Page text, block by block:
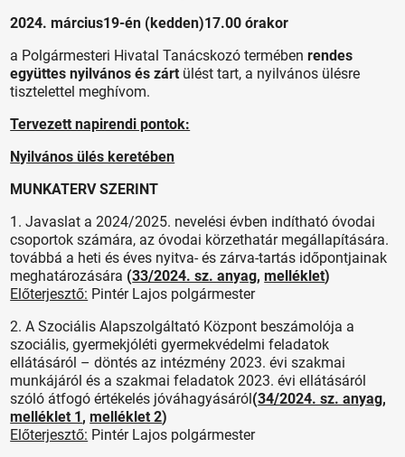
2024. március19-én (kedden)17.00 órakor
a Polgármesteri Hivatal Tanácskozó termébenrendes
együttes nyilvános és zárt ülést tart, a nyilvános ülésre
tisztelettel meghívom.
Tervezett napirendi pontok:
Nyilvános ülés keretében
MUNKATERV SZERINT
1. Javaslat a 2024/2025. nevelési évben indítható óvodai
csoportok számára, az óvodai körzethatár megállapítására.
továbbá a heti és éves nyitva- és zárva-tartás időpontjainak
meghatározására (33/2024. sz. anyag,melléklet)
Előterjesztő: Pintér Lajos polgármester
2. A Szociális Alapszolgáltató Központ beszámolója a
szociális, gyermekjóléti gyermekvédelmi feladatok
ellátásáról – döntés az intézmény 2023. évi szakmai
munkájáról és a szakmai feladatok 2023. évi ellátásáról
szóló átfogó értékelés jóváhagyásáról(34/2024. sz. anyag,
melléklet 1,melléklet 2)
Előterjesztő: Pintér Lajos polgármester